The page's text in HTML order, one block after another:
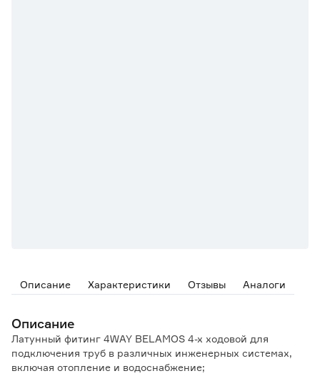
Описание Характеристики Отзывы Аналоги
Описание
Латунный фитинг 4WAY BELAMOS 4-х ходовой для
подключения труб в различных инженерных системах,
включая отопление и водоснабжение;